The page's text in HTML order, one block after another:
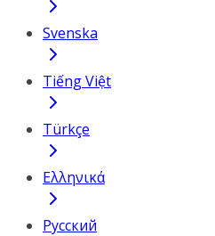
Svenska
Tiếng Việt
Türkçe
Ελληνικά
Русский